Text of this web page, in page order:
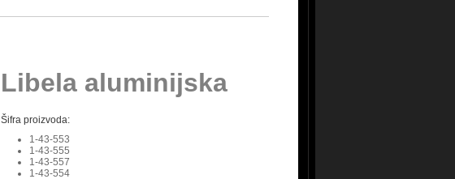
Libela aluminijska
Šifra proizvoda:
1-43-553
1-43-555
1-43-557
1-43-554